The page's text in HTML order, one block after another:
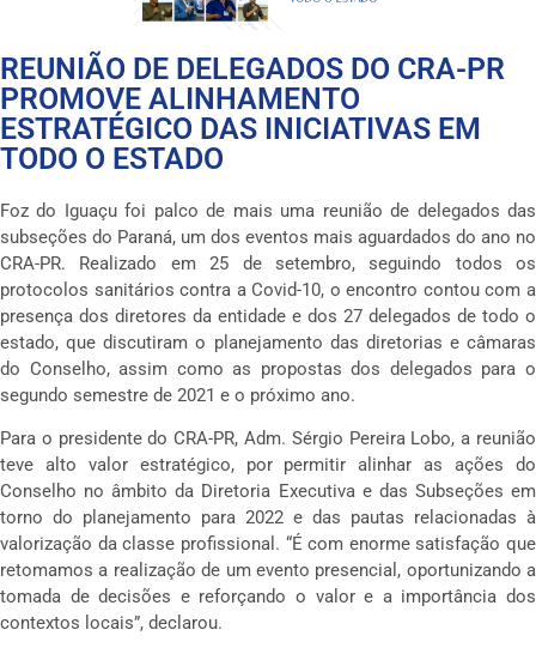
REUNIÃO DE DELEGADOS DO CRA-PR
PROMOVE ALINHAMENTO
ESTRATÉGICO DAS INICIATIVAS EM
TODO O ESTADO
Foz do Iguaçu foi palco de mais uma reunião de delegados das
subseções do Paraná, um dos eventos mais aguardados do ano no
CRA-PR. Realizado em 25 de setembro, seguindo todos os
protocolos sanitários contra a Covid-10, o encontro contou com a
presença dos diretores da entidade e dos 27 delegados de todo o
estado, que discutiram o planejamento das diretorias e câmaras
do Conselho, assim como as propostas dos delegados para o
segundo semestre de 2021 e o próximo ano.
Para o presidente do CRA-PR, Adm. Sérgio Pereira Lobo, a reunião
teve alto valor estratégico, por permitir alinhar as ações do
Conselho no âmbito da Diretoria Executiva e das Subseções em
torno do planejamento para 2022 e das pautas relacionadas à
valorização da classe profissional. “É com enorme satisfação que
retomamos a realização de um evento presencial, oportunizando a
tomada de decisões e reforçando o valor e a importância dos
contextos locais”, declarou.